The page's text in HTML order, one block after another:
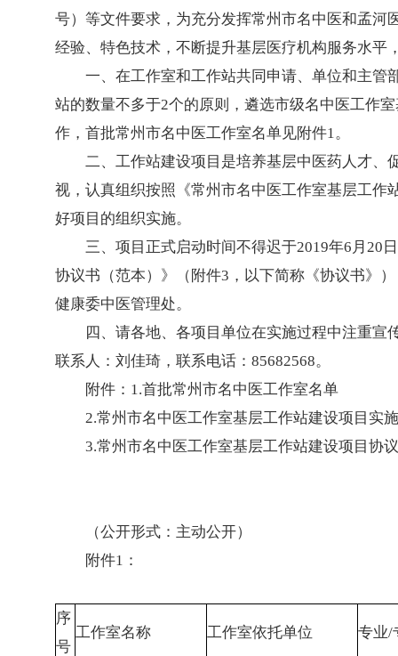
号）等文件要求，为充分发挥常州市名中医和孟
经验、特色技术，不断提升基层医疗机构服务水
一、在工作室和工作站共同申请、单位和主管
站的数量不多于2个的原则，遴选市级名中医工作
作，首批常州市名中医工作室名单见附件1。
二、工作站建设项目是培养基层中医药人才、
视，认真组织按照《常州市名中医工作室基层工作
好项目的组织实施。
三、项目正式启动时间不得迟于2019年6月20
协议书（范本）》（附件3，以下简称《协议书》
健康委中医管理处。
四、请各地、各项目单位在实施过程中注重
联系人：刘佳琦，联系电话：85682568。
附件：1.首批常州市名中医工作室名单
2.常州市名中医工作室基层工作站建设项目实
3.常州市名中医工作室基层工作站建设项目协
（公开形式：主动公开）
附件1：
序
号
工作室名称 工作室依托单位 专业/